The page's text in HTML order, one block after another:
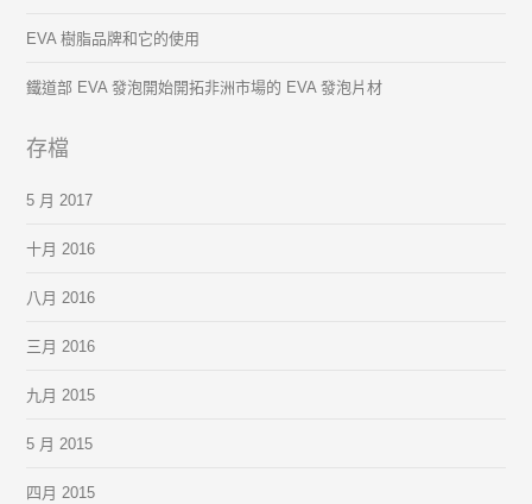
EVA 樹脂品牌和它的使用
鐵道部 EVA 發泡開始開拓非洲市場的 EVA 發泡片材
存檔
5 月 2017
十月 2016
八月 2016
三月 2016
九月 2015
5 月 2015
四月 2015